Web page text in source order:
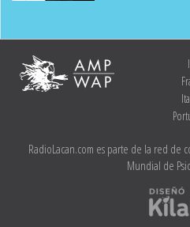
RadioLacan.com es parte de la red de
Mundial de